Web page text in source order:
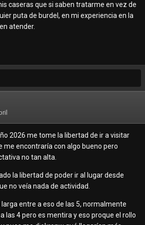
caseras que si saben tratarme en vez de
puta de burdel, en mi experiencia en la
atender.
2026 me tome la libertad de ir a visitar
me encontraría con algo bueno pero
no tan alta.
la libertad de poder ir al lugar desde
no veía nada de actividad.
entre a eso de las 5, normalmente
las 4 pero es mentira y eso proque el rollo